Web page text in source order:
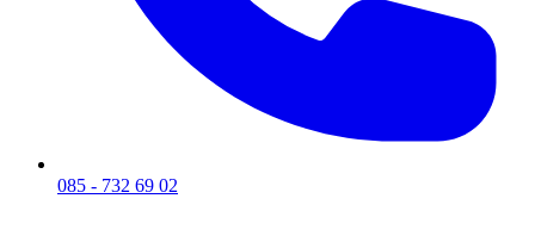
085 - 732 69 02